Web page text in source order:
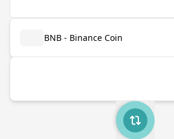
BNB - Binance Coin